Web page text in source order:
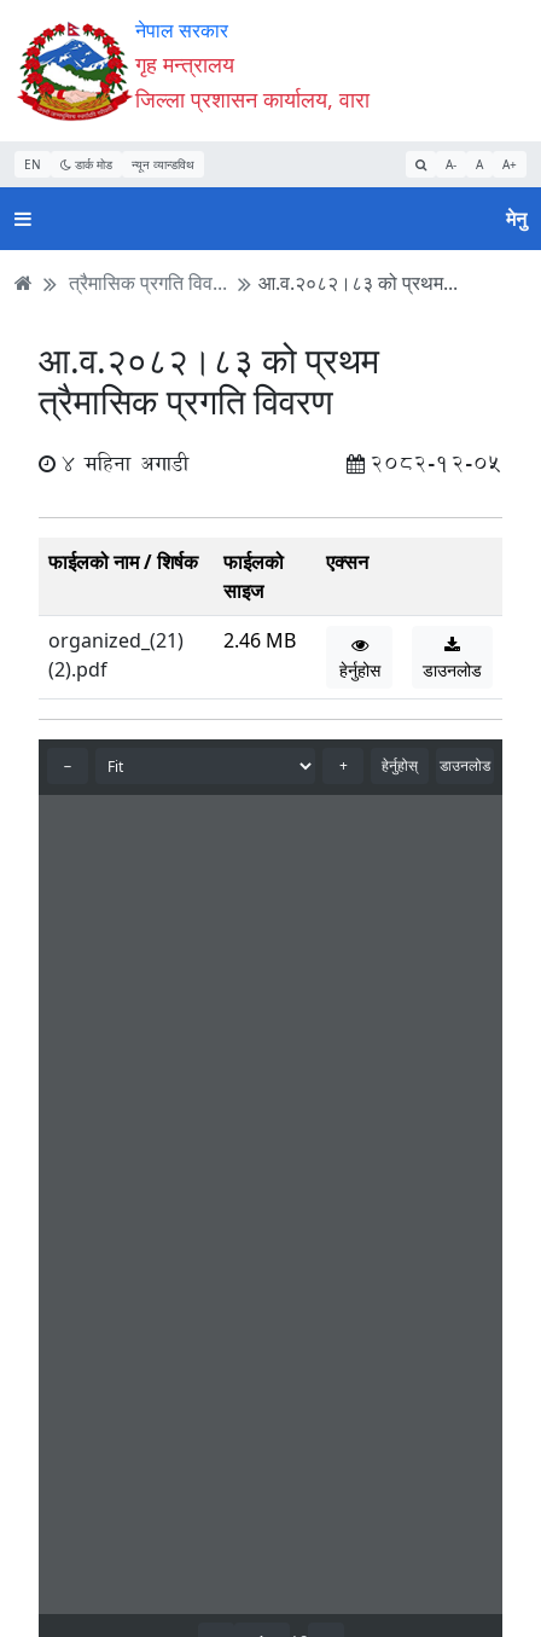
Accessibility
Mode
सुरु
गर्नुहोस्
सामाग्री
पढ्नुहाेस्
नेभिगेसन
पढ्नुहाेस्
वेबसाइट
खोजमा
जानुहोस्
नेपाल सरकार
गृह मन्त्रालय
जिल्ला प्रशासन कार्यालय, वारा
EN डार्क मोड न्यून व्यान्डविथ A- A A+
मेनु
त्रैमासिक प्रगति विव... आ.व.२०८२।८३ को प्रथम...
आ.व.२०८२।८३ को प्रथम
त्रैमासिक प्रगति विवरण
4 महिना अगाडी 2082-12-05
फाईलको नाम / शिर्षक
फाईलको
साइज
एक्सन
organized_(21)
(2).pdf
2.46 MB
हेर्नुहोस डाउनलोड